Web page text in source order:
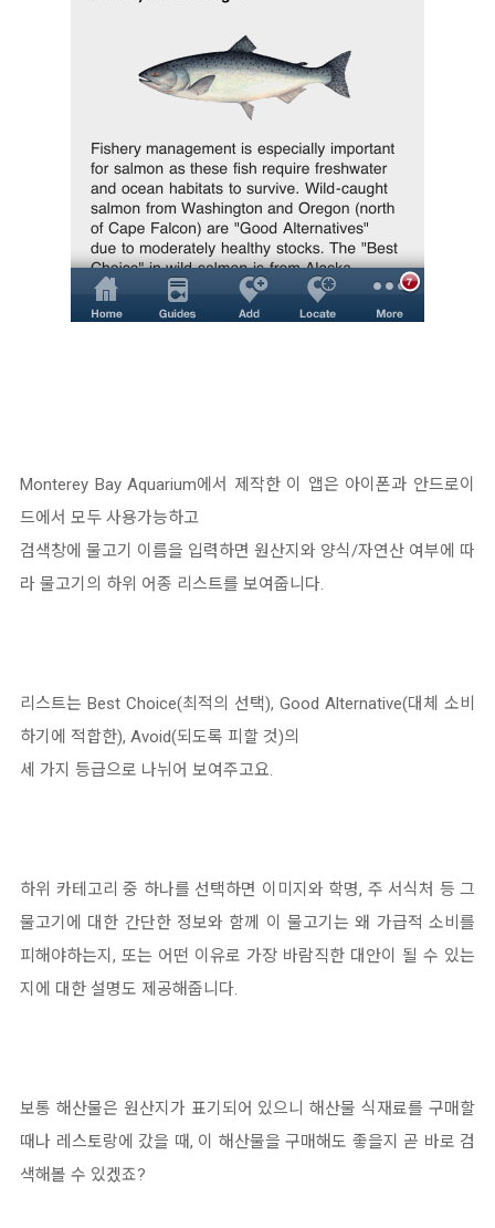
Monterey Bay Aquarium에서 제작한 이 앱은 아이폰과 안드로이
드에서 모두 사용가능하고
검색창에 물고기 이름을 입력하면 원산지와 양식/자연산 여부에 따
라 물고기의 하위 어종 리스트를 보여줍니다.
리스트는 Best Choice(최적의 선택), Good Alternative(대체 소비
하기에 적합한), Avoid(되도록 피할 것)의
세 가지 등급으로 나뉘어 보여주고요.
하위 카테고리 중 하나를 선택하면 이미지와 학명, 주 서식처 등 그
물고기에 대한 간단한 정보와 함께 이 물고기는 왜 가급적 소비를
피해야하는지, 또는 어떤 이유로 가장 바람직한 대안이 될 수 있는
지에 대한 설명도 제공해줍니다.
보통 해산물은 원산지가 표기되어 있으니 해산물 식재료를 구매할
때나 레스토랑에 갔을 때, 이 해산물을 구매해도 좋을지 곧 바로 검
색해볼 수 있겠죠?